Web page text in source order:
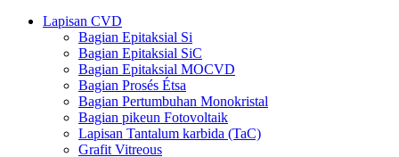
Lapisan CVD
Bagian Epitaksial Si
Bagian Epitaksial SiC
Bagian Epitaksial MOCVD
Bagian Prosés Étsa
Bagian Pertumbuhan Monokristal
Bagian pikeun Fotovoltaik
Lapisan Tantalum karbida (TaC)
Grafit Vitreous